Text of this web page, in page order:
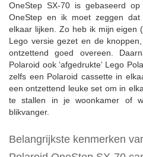
OneStep SX-70 is gebaseerd
OneStep en ik moet zeggen
elkaar lijken. Zo heb ik mijn eigen
Lego versie gezet en de
ontzettend goed overeen.
Polaroid ook ‘afgedrukte’ Lego
zelfs een Polaroid cassette in
een ontzettend leuke set om in
te stallen in je woonkamer of
blikvanger.
Belangrijkste kenmerken